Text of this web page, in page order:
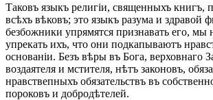
Таковъ языкъ религіи, священныхъ книгъ,
всѣхъ вѣковъ; это языкъ разума и здравой
безбожники упрямятся признавать его, мы
упрекать ихъ, что они подкапываютъ
основаніи. Безъ вѣры въ Бога, верховнаго
воздаятеля и мстителя, нѣтъ законовъ,
нравствепныхъ обязательствъ въ
пороковъ и добродѣтелей.